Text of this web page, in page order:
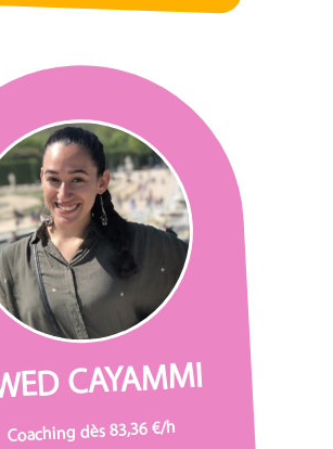
CAYAMMI
Coaching dès 83,36 €/h